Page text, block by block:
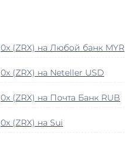
0x (ZRX) на Любой банк MYR
0x (ZRX) на Neteller USD
0x (ZRX) на Почта Банк RUB
0x (ZRX) на Sui